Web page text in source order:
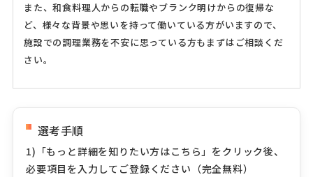
また、和食料理人からの転職やブランク明けからの復帰な
ど、様々な背景や思いを持って働いている方がいますので、
施設での調理業務を不安に思っている方もまずはご相談くだ
さい。
選考手順
1)「もっと詳細を知りたい方はこちら」をクリック後、
必要項目を入力してご登録ください（完全無料）